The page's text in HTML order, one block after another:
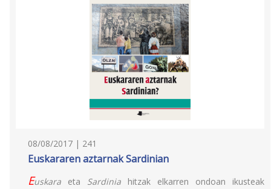
08/08/2017 | 241
Euskararen aztarnak Sardinian
Euskara eta Sardinia hitzak elkarren ondoan ikusteak